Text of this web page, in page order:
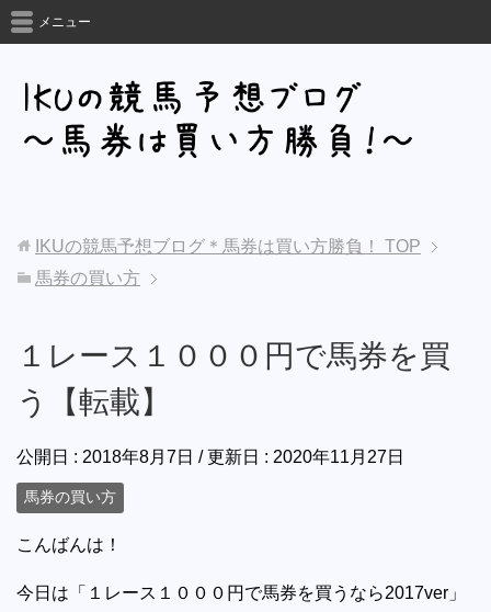
メニュー
IKUの競馬予想ブログ＊馬券は買い方勝負！
TOP
馬券の買い方
１レース１０００円で馬券を買
う【転載】
公開日 : 2018年8月7日 / 更新日 : 2020年11月27日
馬券の買い方
こんばんは！
今日は「１レース１０００円で馬券を買うなら2017ver」